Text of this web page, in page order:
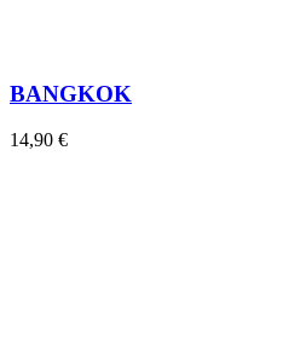
BANGKOK
14,90 €